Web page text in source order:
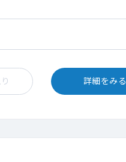
詳細をみる